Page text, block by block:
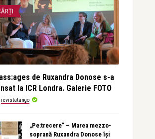
de Ruxandra Donose s-a
la ICR Londra. Galerie FOTO
revistatango
„Pe:trecere” – Marea mezzo-
soprană Ruxandra Donose își